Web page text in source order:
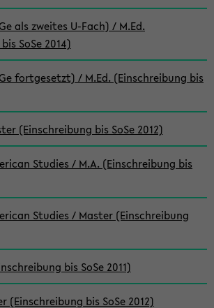
als zweites U-Fach) / M.Ed.
SoSe 2014)
fortgesetzt) / M.Ed. (Einschreibung bis
(Einschreibung bis SoSe 2012)
Studies / M.A. (Einschreibung bis
Studies / Master (Einschreibung
bis SoSe 2011)
(Einschreibung bis SoSe 2012)